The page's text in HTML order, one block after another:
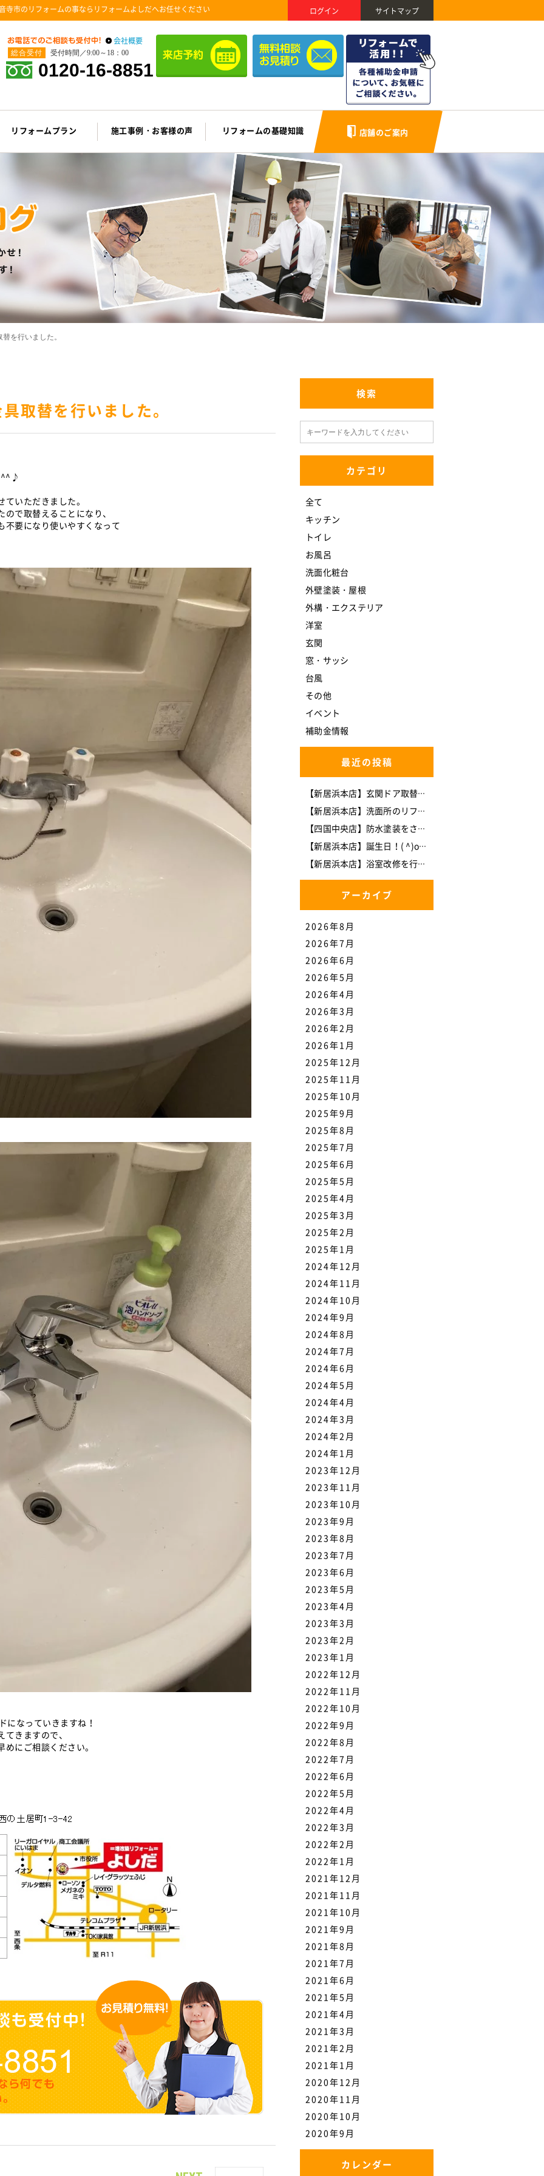
寺市のリフォームの事ならリフォームよしだへお任せください サイトマップ
ログイン
会社概要
総合受付 受付時間／9:00～18：00
0120-16-8851
リフォームプラン 施工事例・お客様の声 リフォームの基礎知識 店舗のご案内
を行いました。
取替を行いました。
いただきました。
で取替えることになり、
不要になり使いやすくなって
になっていきますね！
きますので、
にご相談ください。
検索
カテゴリ
全て
キッチン
トイレ
お風呂
洗面化粧台
外壁塗装・屋根
外構・エクステリア
洋室
玄関
窓・サッシ
台風
その他
イベント
補助金情報
最近の投稿
【新居浜本店】玄関ドア取替工事(*^-^*)
【新居浜本店】洗面所のリフォームを行いました。
【四国中央店】防水塗装をさせて頂きました。
【新居浜本店】誕生日！( ^)o(^ )
【新居浜本店】浴室改修を行いました。
アーカイブ
2026年8月
2026年7月
2026年6月
2026年5月
2026年4月
2026年3月
2026年2月
2026年1月
2025年12月
2025年11月
2025年10月
2025年9月
2025年8月
2025年7月
2025年6月
2025年5月
2025年4月
2025年3月
2025年2月
2025年1月
2024年12月
2024年11月
2024年10月
2024年9月
2024年8月
2024年7月
2024年6月
2024年5月
2024年4月
2024年3月
2024年2月
2024年1月
2023年12月
2023年11月
2023年10月
2023年9月
2023年8月
2023年7月
2023年6月
2023年5月
2023年4月
2023年3月
2023年2月
2023年1月
2022年12月
2022年11月
2022年10月
2022年9月
2022年8月
2022年7月
2022年6月
2022年5月
2022年4月
2022年3月
2022年2月
2022年1月
2021年12月
2021年11月
2021年10月
2021年9月
2021年8月
2021年7月
2021年6月
2021年5月
2021年4月
2021年3月
2021年2月
2021年1月
2020年12月
2020年11月
2020年10月
2020年9月
カレンダー